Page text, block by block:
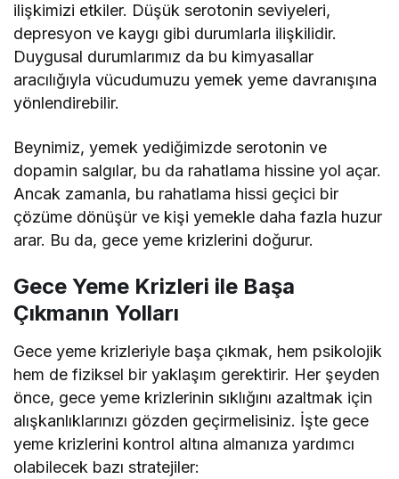
ilişkimizi etkiler. Düşük serotonin seviyeleri,
depresyon ve kaygı gibi durumlarla ilişkilidir.
Duygusal durumlarımız da bu kimyasallar
aracılığıyla vücudumuzu yemek yeme davranışına
yönlendirebilir.
Beynimiz, yemek yediğimizde serotonin ve
dopamin salgılar, bu da rahatlama hissine yol açar.
Ancak zamanla, bu rahatlama hissi geçici bir
çözüme dönüşür ve kişi yemekle daha fazla huzur
arar. Bu da, gece yeme krizlerini doğurur.
Gece Yeme Krizleri ile Başa
Çıkmanın Yolları
Gece yeme krizleriyle başa çıkmak, hem psikolojik
hem de fiziksel bir yaklaşım gerektirir. Her şeyden
önce, gece yeme krizlerinin sıklığını azaltmak için
alışkanlıklarınızı gözden geçirmelisiniz. İşte gece
yeme krizlerini kontrol altına almanıza yardımcı
olabilecek bazı stratejiler: